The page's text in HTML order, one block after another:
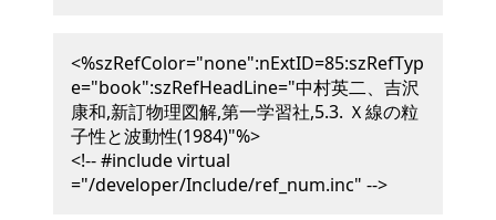
<%szRefColor="none":nExtID=85:szRefTyp
e="book":szRefHeadLine="中村英二、吉沢
康和,新訂物理図解,第一学習社,5.3. Ｘ線の粒
子性と波動性(1984)"%>
<!-- #include virtual
="/developer/Include/ref_num.inc" -->